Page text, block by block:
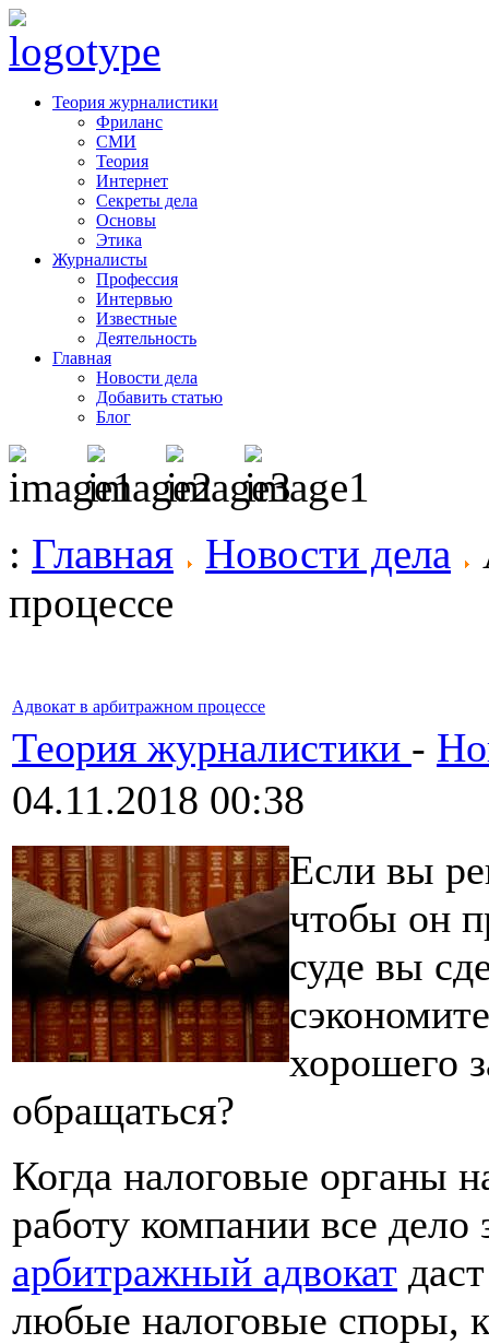
Теория журналистики
Фриланс
СМИ
Теория
Интернет
Секреты дела
Основы
Этика
Журналисты
Профессия
Интервью
Известные
Деятельность
Главная
Новости дела
Добавить статью
Блог
: Главная Новости дела
процессе
Адвокат в арбитражном процессе
Теория журналистики -
04.11.2018 00:38
Если вы
чтобы он
суде вы
хорошего
обращаться?
Когда налоговые органы
работу компании все
арбитражный адвокат
любые налоговые споры,